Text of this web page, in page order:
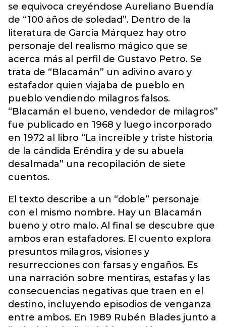
se equivoca creyéndose Aureliano Buendía
de “100 años de soledad”. Dentro de la
literatura de García Márquez hay otro
personaje del realismo mágico que se
acerca más al perfil de Gustavo Petro. Se
trata de “Blacamán” un adivino avaro y
estafador quien viajaba de pueblo en
pueblo vendiendo milagros falsos.
“Blacamán el bueno, vendedor de milagros”
fue publicado en 1968 y luego incorporado
en 1972 al libro “La increíble y triste historia
de la cándida Eréndira y de su abuela
desalmada” una recopilación de siete
cuentos.
El texto describe a un “doble” personaje
con el mismo nombre. Hay un Blacamán
bueno y otro malo. Al final se descubre que
ambos eran estafadores. El cuento explora
presuntos milagros, visiones y
resurrecciones con farsas y engaños. Es
una narración sobre mentiras, estafas y las
consecuencias negativas que traen en el
destino, incluyendo episodios de venganza
entre ambos. En 1989 Rubén Blades junto a